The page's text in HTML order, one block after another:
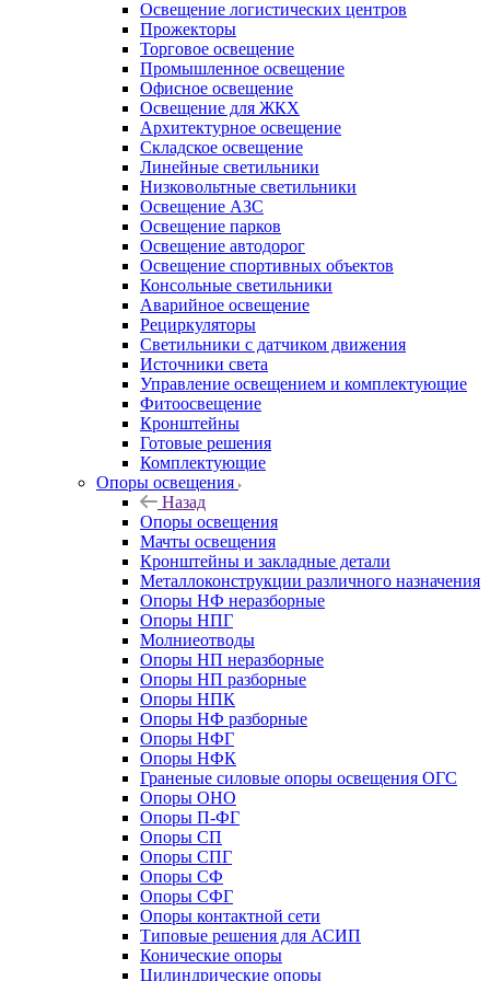
Освещение логистических центров
Прожекторы
Торговое освещение
Промышленное освещение
Офисное освещение
Освещение для ЖКХ
Архитектурное освещение
Складское освещение
Линейные светильники
Низковольтные светильники
Освещение АЗС
Освещение парков
Освещение автодорог
Освещение спортивных объектов
Консольные светильники
Аварийное освещение
Рециркуляторы
Светильники с датчиком движения
Источники света
Управление освещением и комплектующие
Фитоосвещение
Кронштейны
Готовые решения
Комплектующие
Опоры освещения
Назад
Опоры освещения
Мачты освещения
Кронштейны и закладные детали
Металлоконструкции различного назначения
Опоры НФ неразборные
Опоры НПГ
Молниеотводы
Опоры НП неразборные
Опоры НП разборные
Опоры НПК
Опоры НФ разборные
Опоры НФГ
Опоры НФК
Граненые силовые опоры освещения ОГС
Опоры ОНО
Опоры П-ФГ
Опоры СП
Опоры СПГ
Опоры СФ
Опоры СФГ
Опоры контактной сети
Типовые решения для АСИП
Конические опоры
Цилиндрические опоры